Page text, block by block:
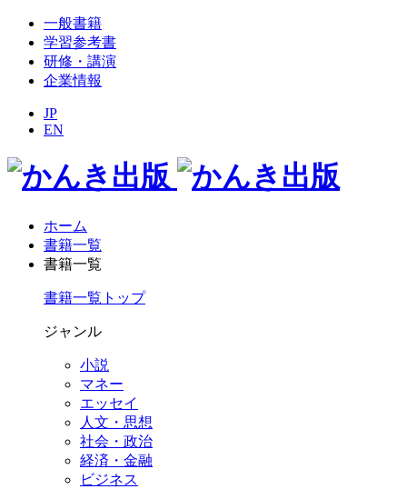
一般書籍
学習参考書
研修・講演
企業情報
JP
EN
ホーム
書籍一覧
書籍一覧
書籍一覧トップ
ジャンル
小説
マネー
エッセイ
人文・思想
社会・政治
経済・金融
ビジネス